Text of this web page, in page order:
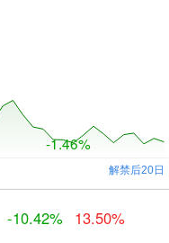
-1.46%
-10.42% 13.50%